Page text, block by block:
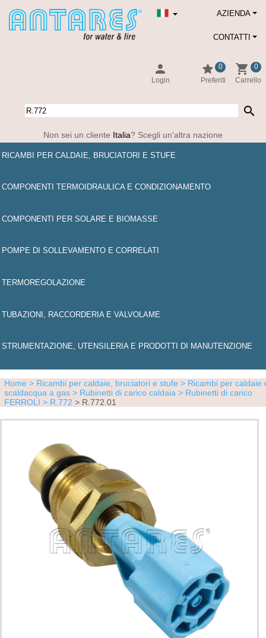
AZIENDA
person
Login
star
0
Preferiti
shopping_cart
0
Carrello
CONTATTI
search
Non sei un cliente Italia? Scegli un'altra nazione
RICAMBI PER CALDAIE, BRUCIATORI E STUFE
COMPONENTI TERMOIDRAULICA E CONDIZIONAMENTO
COMPONENTI PER SOLARE E BIOMASSE
POMPE DI SOLLEVAMENTO E CORRELATI
TERMOREGOLAZIONE
TUBAZIONI, RACCORDERIA E VALVOLAME
STRUMENTAZIONE, UTENSILERIA E PRODOTTI DI MANUTENZIONE
Home > Ricambi per caldaie, bruciatori e stufe > Ricambi per caldaie
scaldacqua a gas > Rubinetti di carico caldaia > Rubinetti di carico
FERROLI > R.772 > R.772.01